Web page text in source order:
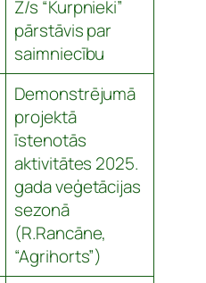
Z/s “Kurpnieki”
pārstāvis par
saimniecību
Demonstrējumā
projektā
īstenotās
aktivitātes 2025.
gada veģetācijas
sezonā
(R.Rancāne,
“Agrihorts”)